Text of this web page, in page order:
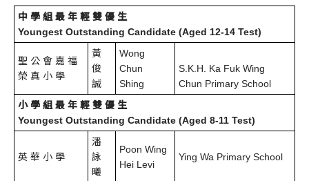
中 學 組 最 年 輕 雙 優 生
Youngest Outstanding Candidate (Aged 12-14 Test)
聖 公 會 嘉 福
榮 真 小 學
黃
俊
誠
Wong
Chun
Shing
S.K.H. Ka Fuk Wing
Chun Primary School
小 學 組 最 年 輕 雙 優 生
Youngest Outstanding Candidate (Aged 8-11 Test)
英 華 小 學
潘
詠
曦
Poon Wing
Hei Levi
Ying Wa Primary School